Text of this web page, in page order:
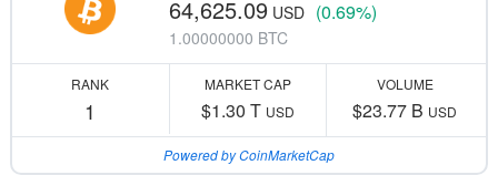
64,625.09 USD (0.69%)
1.00000000 BTC
RANK
1
MARKET CAP
$1.30 T USD
VOLUME
$23.77 B USD
Powered by CoinMarketCap